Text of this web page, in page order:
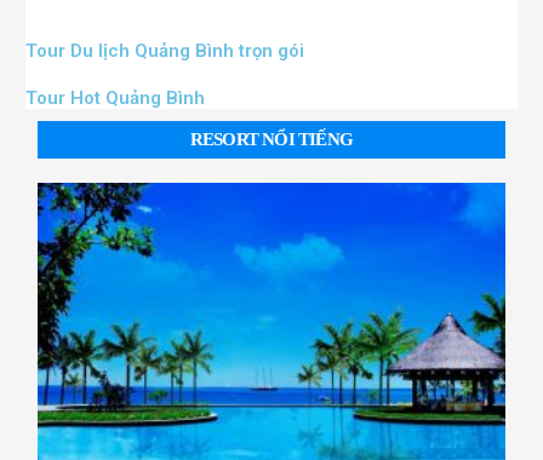
Tour Du lịch Quảng Bình trọn gói
Tour Hot Quảng Bình
RESORT NỔI TIẾNG